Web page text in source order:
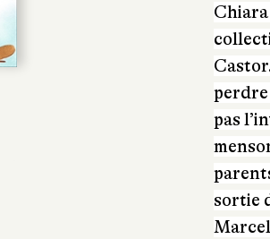
perdre
pas
sortie